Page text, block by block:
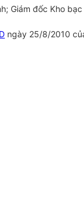
Giám đốc Kho
ngày 25/8/2010